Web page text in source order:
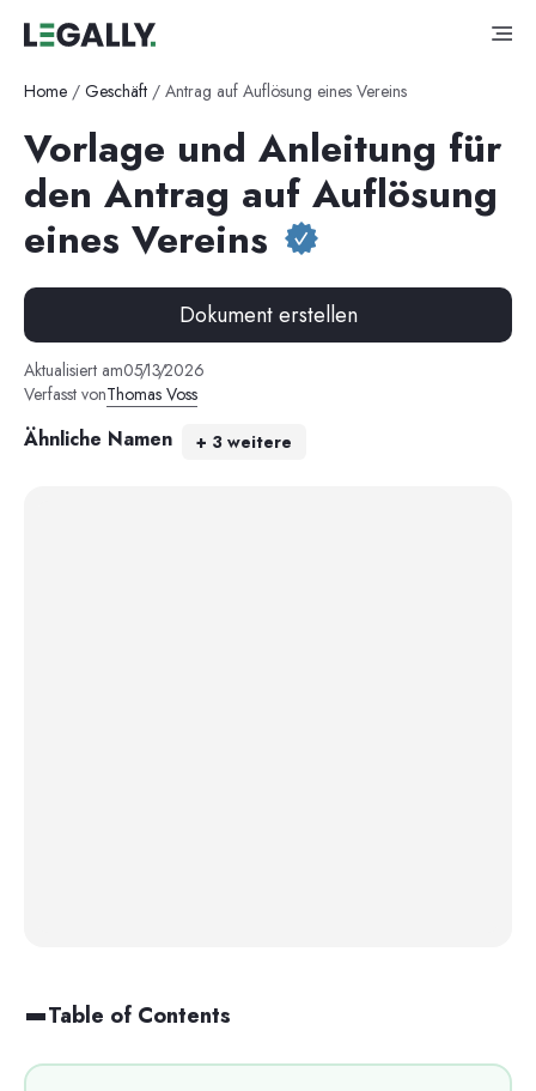
Home / Geschäft / Antrag auf Auflösung eines Vereins
Vorlage und Anleitung für
den Antrag auf Auflösung
eines Vereins
Dokument erstellen
Aktualisiert am05/13/2026
Verfasst vonThomas Voss
Ähnliche Namen + 3 weitere
Table of Contents